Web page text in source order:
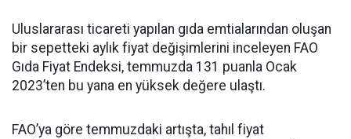
Uluslararası ticareti yapılan gıda emtialarından oluşan
bir sepetteki aylık fiyat değişimlerini inceleyen FAO
Gıda Fiyat Endeksi, temmuzda 131 puanla Ocak
2023’ten bu yana en yüksek değere ulaştı.
FAO’ya göre temmuzdaki artışta, tahıl fiyat